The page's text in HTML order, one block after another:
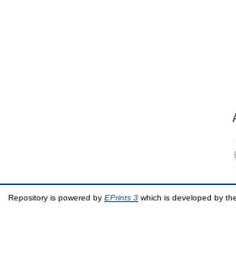
Repository is powered by EPrints 3 which is developed by the